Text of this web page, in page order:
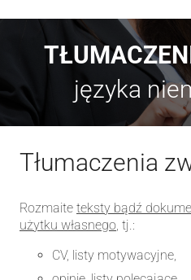
języka
Tłumaczenia
Rozmaite teksty bądź
użytku własnego , tj.:
CV, listy motywacyjne,